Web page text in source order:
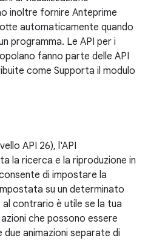
inoltre fornire Anteprime
automaticamente quando
programma. Le API per i
fanno parte delle API
come Supporta il modulo
API 26), l'API
la ricerca e la riproduzione in
di impostare la
su un determinato
contrario è utile se la tua
che possono essere
due animazioni separate di